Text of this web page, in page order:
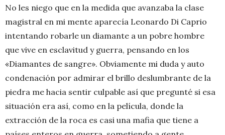
No les niego que en la medida que avanzaba la clase
magistral en mi mente aparecía Leonardo Di Caprio
intentando robarle un diamante a un pobre hombre
que vive en esclavitud y guerra, pensando en los
«Diamantes de sangre». Obviamente mi duda y auto
condenación por admirar el brillo deslumbrante de la
piedra me hacia sentir culpable así que pregunté si esa
situación era así, como en la película, donde la
extracción de la roca es casi una mafia que tiene a